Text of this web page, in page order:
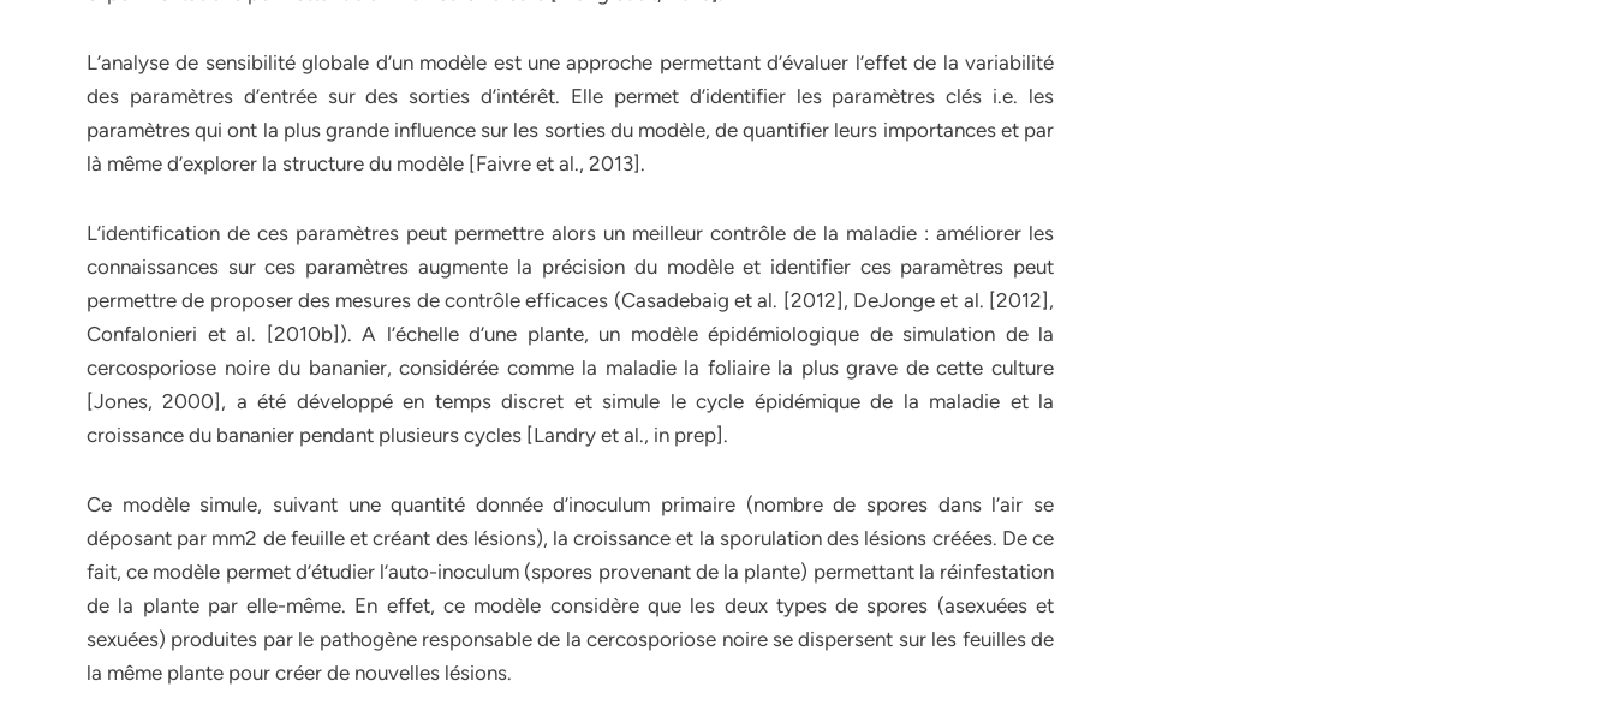
L’analyse de sensibilité globale d’un modèle est une approche permettant d’évaluer l’effet de la variabilité
des paramètres d’entrée sur des sorties d’intérêt. Elle permet d’identifier les paramètres clés i.e. les
paramètres qui ont la plus grande influence sur les sorties du modèle, de quantifier leurs importances et par
là même d’explorer la structure du modèle [Faivre et al., 2013].
L’identification de ces paramètres peut permettre alors un meilleur contrôle de la maladie : améliorer les
connaissances sur ces paramètres augmente la précision du modèle et identifier ces paramètres peut
permettre de proposer des mesures de contrôle efficaces (Casadebaig et al. [2012], DeJonge et al. [2012],
Confalonieri et al. [2010b]). A l’échelle d’une plante, un modèle épidémiologique de simulation de la
cercosporiose noire du bananier, considérée comme la maladie la foliaire la plus grave de cette culture
[Jones, 2000], a été développé en temps discret et simule le cycle épidémique de la maladie et la
croissance du bananier pendant plusieurs cycles [Landry et al., in prep].
Ce modèle simule, suivant une quantité donnée d’inoculum primaire (nombre de spores dans l’air se
déposant par mm2 de feuille et créant des lésions), la croissance et la sporulation des lésions créées. De ce
fait, ce modèle permet d’étudier l’auto-inoculum (spores provenant de la plante) permettant la réinfestation
de la plante par elle-même. En effet, ce modèle considère que les deux types de spores (asexuées et
sexuées) produites par le pathogène responsable de la cercosporiose noire se dispersent sur les feuilles de
la même plante pour créer de nouvelles lésions.